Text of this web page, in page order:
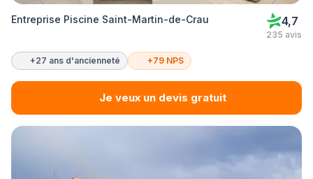
Entreprise Piscine Saint-Martin-de-Crau 4,7
235 avis
+27 ans d'ancienneté +79 NPS
Je veux un devis gratuit